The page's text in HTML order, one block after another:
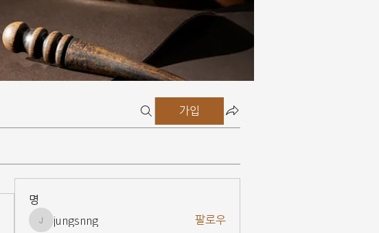
가입
명
jungsnng
jungsnng 팔로우